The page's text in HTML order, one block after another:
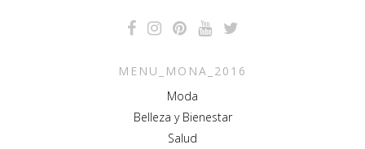
MENU_MONA_2016
Moda
Belleza y Bienestar
Salud